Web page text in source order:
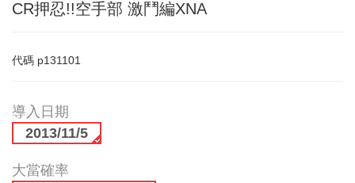
CR押忍!!空手部 激鬥編XNA
代碼 p131101
導入日期
2013/11/5
大當確率